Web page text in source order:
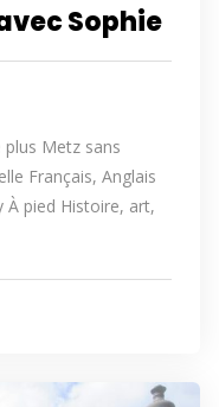
Sophie
Metz sans
Français, Anglais
À pied Histoire, art,